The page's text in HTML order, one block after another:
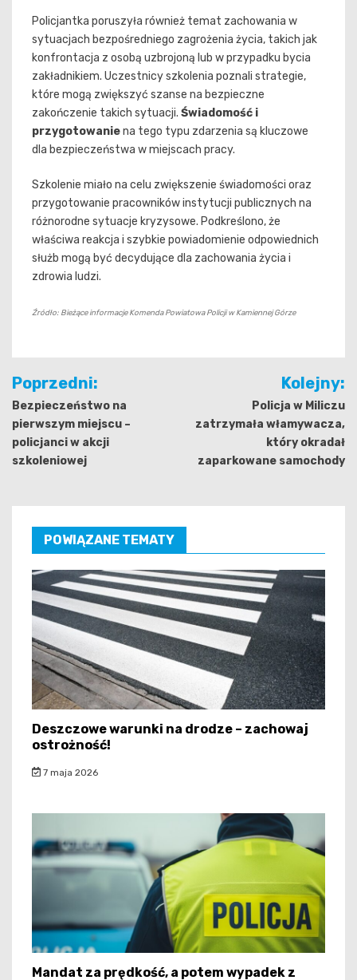
Policjantka poruszyła również temat zachowania w
sytuacjach bezpośredniego zagrożenia życia, takich jak
konfrontacja z osobą uzbrojoną lub w przypadku bycia
zakładnikiem. Uczestnicy szkolenia poznali strategie,
które mogą zwiększyć szanse na bezpieczne
zakończenie takich sytuacji. Świadomość i
przygotowaniena tego typu zdarzenia są kluczowe
dla bezpieczeństwa w miejscach pracy.
Szkolenie miało na celu zwiększenie świadomości oraz
przygotowanie pracowników instytucji publicznych na
różnorodne sytuacje kryzysowe. Podkreślono, że
właściwa reakcja i szybkie powiadomienie odpowiednich
służb mogą być decydujące dla zachowania życia i
zdrowia ludzi.
Źródło: Bieżące informacje Komenda Powiatowa Policji w Kamiennej Górze
Nawigacja
wpisu
Poprzedni:
Bezpieczeństwo na
pierwszym miejscu –
policjanci w akcji
szkoleniowej
Kolejny:
Policja w Miliczu
zatrzymała włamywacza,
który okradał
zaparkowane samochody
POWIĄZANE TEMATY
Deszczowe warunki na drodze – zachowaj
ostrożność!
7 maja 2026
Mandat za prędkość, a potem wypadek z